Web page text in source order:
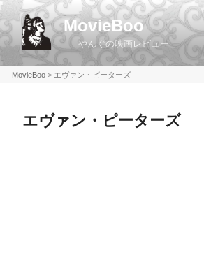
コ
ン
テ
ン
MovieBoo
やんぐの映画レビュー
MovieBoo> エヴァン・ピーターズ
エヴァン・ピーターズ